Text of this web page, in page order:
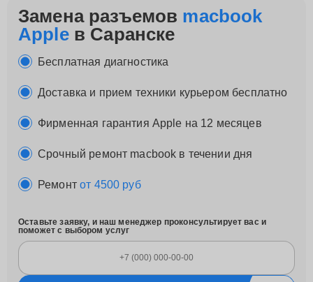
Замена разъемов macbook
Appleв Саранске
Бесплатная диагностика
Доставка и прием техники курьером бесплатно
Фирменная гарантия Apple на 12 месяцев
Срочный ремонт macbook в течении дня
Ремонтот 4500 руб
Оставьте заявку, и наш менеджер проконсультирует вас и
поможет с выбором услуг